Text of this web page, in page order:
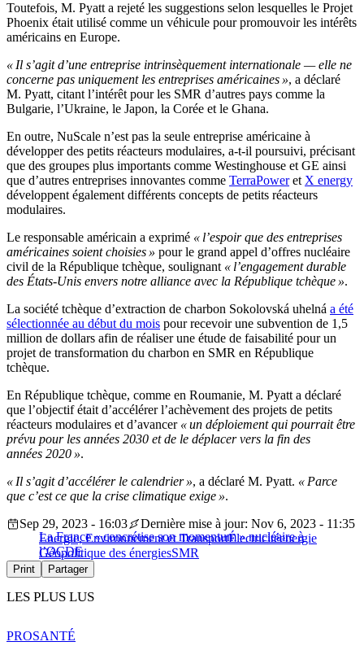
Toutefois, M. Pyatt a rejeté les suggestions selon lesquelles le Projet
Phoenix était utilisé comme un véhicule pour promouvoir les intérêts
américains en Europe.
« Il s’agit d’une entreprise intrinsèquement internationale — elle ne
concerne pas uniquement les entreprises américaines », a déclaré
M. Pyatt, citant l’intérêt pour les SMR d’autres pays comme la
Bulgarie, l’Ukraine, le Japon, la Corée et le Ghana.
En outre, NuScale n’est pas la seule entreprise américaine à
développer des petits réacteurs modulaires, a-t-il poursuivi, précisant
que des groupes plus importants comme Westinghouse et GE ainsi
que d’autres entreprises innovantes comme TerraPoweret X energy
développent également différents concepts de petits réacteurs
modulaires.
Le responsable américain a exprimé « l’espoir que des entreprises
américaines soient choisies » pour le grand appel d’offres nucléaire
civil de la République tchèque, soulignant « l’engagement durable
des États-Unis envers notre alliance avec la République tchèque ».
La société tchèque d’extraction de charbon Sokolovská uhelná a été
sélectionnée au début du mois pour recevoir une subvention de 1,5
million de dollars afin de réaliser une étude de faisabilité pour un
projet de transformation du charbon en SMR en République
tchèque.
En République tchèque, comme en Roumanie, M. Pyatt a déclaré
que l’objectif était d’accélérer l’achèvement des projets de petits
réacteurs modulaires et d’avancer « un déploiement qui pourrait être
prévu pour les années 2030 et de le déplacer vers la fin des
années 2020 ».
« Il s’agit d’accélérer le calendrier », a déclaré M. Pyatt. « Parce
que c’est ce que la crise climatique exige ».
La France « concrétise son momentum » nucléaire à
l’OCDE
Sep 29, 2023 - 16:03
Dernière mise à jour: Nov 6, 2023 - 11:35
Energie, Environnement et TransportÉlectricitéenergie
Géopolitique des énergiesSMR
Print Partager
LES PLUS LUS
PROSANTÉ